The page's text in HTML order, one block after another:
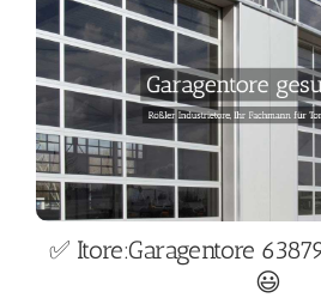
✅ Itore:Garagentore
😃